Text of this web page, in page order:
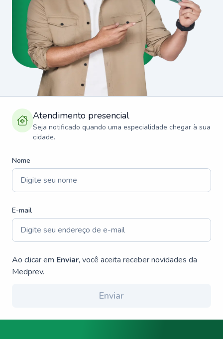
Atendimento presencial
Seja notificado quando uma especialidade chegar à sua
cidade.
Nome
E-mail
Ao clicar em Enviar, você aceita receber novidades da
Medprev.
Enviar